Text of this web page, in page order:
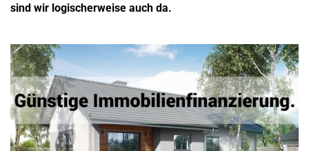
sind wir logischerweise auch da.